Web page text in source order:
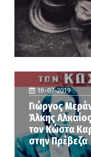
16-07-2019
Γιώργος
Άλκης
τον Κώστα
στην Πρέβεζα